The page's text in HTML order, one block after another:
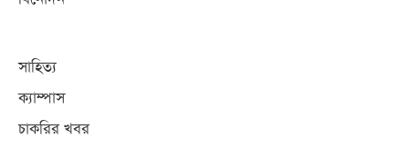
সাহিত্য
ক্যাম্পাস
চাকরির খবর